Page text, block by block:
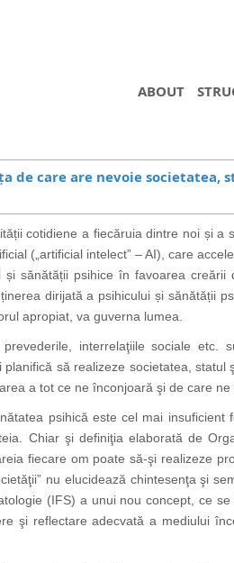
ABOUT
de care are nevoie societatea,
cotidiene a fiecăruia dintre noi și
(„artificial intelect” – AI), care
și sănătății psihice în favoarea
dirijată a psihicului și sănătății
apropiat, va guverna lumea.
interrelaţiile sociale etc.
să realizeze societatea,
a tot ce ne înconjoară şi de care
psihică este cel mai
Chiar şi definiţia elaborată de
fiecare om poate să-şi realizeze
nu elucidează chintesenţa şi
(IFS) a unui nou concept, ce
şi reflectare adecvată a mediului